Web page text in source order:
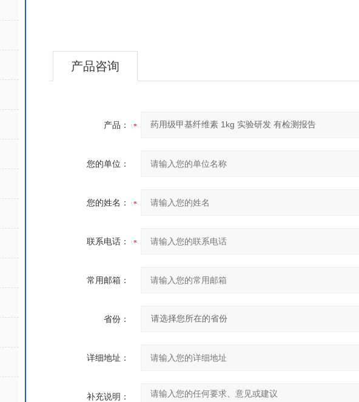
产品咨询
产品：
您的单位：
您的姓名：
联系电话：
常用邮箱：
省份：
详细地址：
补充说明：